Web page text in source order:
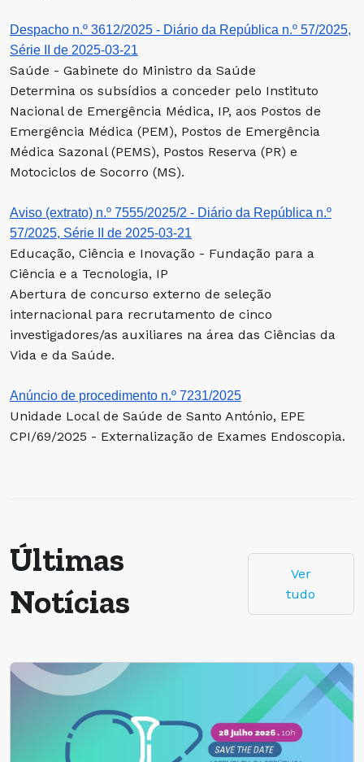
Despacho n.º 3612/2025 - Diário da República n.º 57/2025,
Série II de 2025-03-21
Saúde - Gabinete do Ministro da Saúde
Determina os subsídios a conceder pelo Instituto
Nacional de Emergência Médica, IP, aos Postos de
Emergência Médica (PEM), Postos de Emergência
Médica Sazonal (PEMS), Postos Reserva (PR) e
Motociclos de Socorro (MS).
Aviso (extrato) n.º 7555/2025/2 - Diário da República n.º
57/2025, Série II de 2025-03-21
Educação, Ciência e Inovação - Fundação para a
Ciência e a Tecnologia, IP
Abertura de concurso externo de seleção
internacional para recrutamento de cinco
investigadores/as auxiliares na área das Ciências da
Vida e da Saúde.
Anúncio de procedimento n.º 7231/2025
Unidade Local de Saúde de Santo António, EPE
CPI/69/2025 - Externalização de Exames Endoscopia.
Últimas
Notícias
Ver
tudo